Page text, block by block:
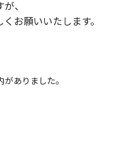
、
お願いいたします。
ありました。